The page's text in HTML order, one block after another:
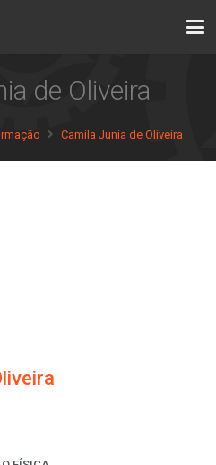
de Oliveira
Camila Júnia de Oliveira